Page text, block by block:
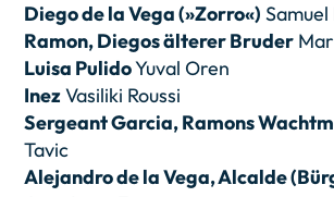
Diego de la Vega (»Zorro«)
Ramon, Diegos älterer Bruder
Luisa PulidoYuval Oren
InezVasiliki Roussi
Sergeant Garcia, Ramons
Tavic
Alejandro de la Vega, Alcalde